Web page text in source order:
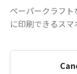
ペーパークラフ
に印刷できるスマ